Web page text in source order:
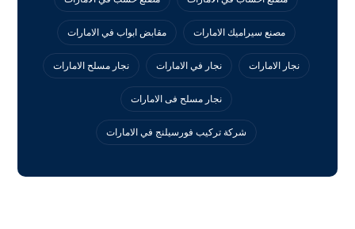
مصنع سيراميك الامارات مقابض ابواب في الامارات
نجار الامارات نجار في الامارات نجار مسلح الامارات
نجار مسلح فى الامارات
‏شركة تركيب فورسيلنج في الامارات